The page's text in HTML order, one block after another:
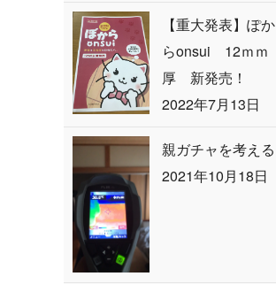
【重大発表】ぽか
らonsui 12ｍｍ
厚 新発売！
2022年7月13日
親ガチャを考える
2021年10月18日